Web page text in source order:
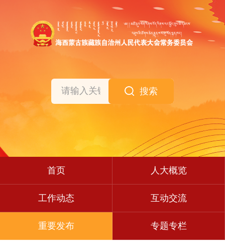
搜索
首页 人大概览
工作动态 互动交流
重要发布 专题专栏